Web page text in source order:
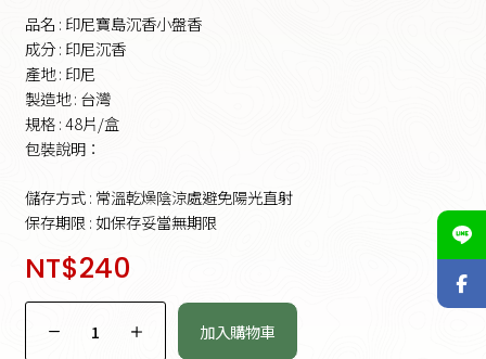
品名 : 印尼寶島沉香小盤香
成分 : 印尼沉香
產地 : 印尼
製造地 : 台灣
規格 : 48片/盒
包裝說明：
儲存方式 : 常溫乾燥陰涼處避免陽光直射
保存期限 : 如保存妥當無期限
NT$240
加入購物車